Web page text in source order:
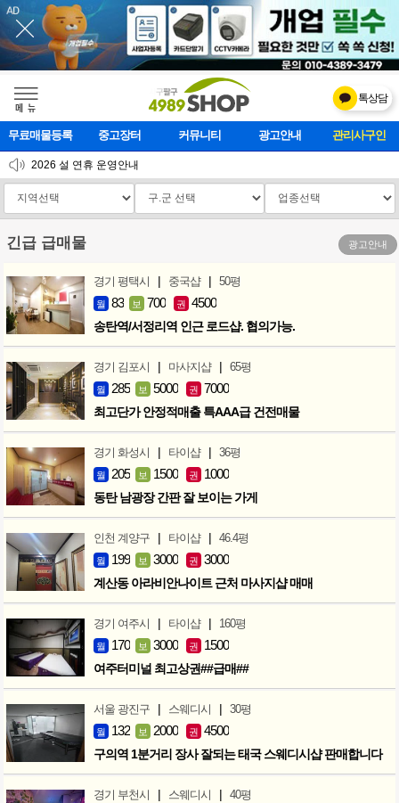
메    뉴
톡상담
무료매물등록 중고장터 커뮤니티 광고안내 마사지클럽
2026 설 연휴 운영안내
[업데이트]모바일 하단 고정메뉴 추가
[업데이트] 개선사항 안내
긴급 급매물 광고안내
경기 평택시 | 중국샵 | 50평
월 83 보 700 권 4500
송탄역/서정리역 인근 로드샵. 협의가능.
경기 김포시 | 마사지샵 | 65평
월 285 보 5000 권 7000
최고단가 안정적매출 특AAA급 건전매물
경기 화성시 | 타이샵 | 36평
월 205 보 1500 권 1000
동탄 남광장 간판 잘 보이는 가게
인천 계양구 | 타이샵 | 46.4평
월 199 보 3000 권 3000
계산동 아라비안나이트 근처 마사지샵 매매
경기 여주시 | 타이샵 | 160평
월 170 보 3000 권 1500
여주터미널 최고상권##급매##
서울 광진구 | 스웨디시 | 30평
월 132 보 2000 권 4500
구의역 1분거리 장사 잘되는 태국 스웨디시샵 판매합니다
경기 부천시 | 스웨디시 | 40평